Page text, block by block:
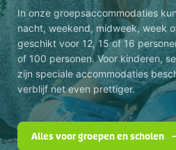
In onze groepsaccommodaties
nacht, weekend, midweek, week
geschikt voor 12, 15 of 16
of 100 personen. Voor kinderen,
zijn speciale accommodaties
verblijf net even prettiger.
Alles voor groepen en scholen